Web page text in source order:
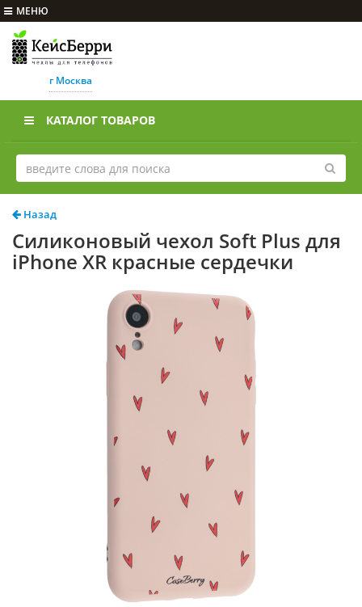
МЕНЮ
г Москва
КАТАЛОГ ТОВАРОВ
Назад
Силиконовый чехол Soft Plus для
iPhone XR красные сердечки